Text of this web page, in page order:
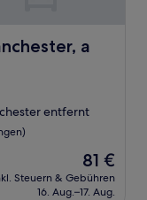
a
a Tribute Portfolio
entfernt
Der
Preis
beträgt
81 €
Steuern & Gebühren
16. Aug.–17. Aug.